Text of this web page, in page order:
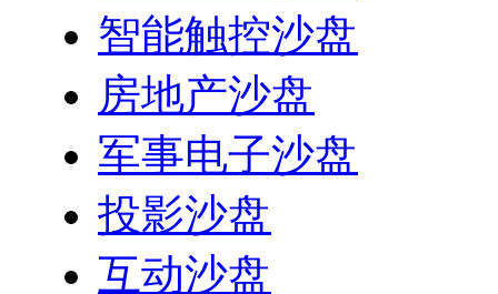
智能触控沙盘
房地产沙盘
军事电子沙盘
投影沙盘
互动沙盘